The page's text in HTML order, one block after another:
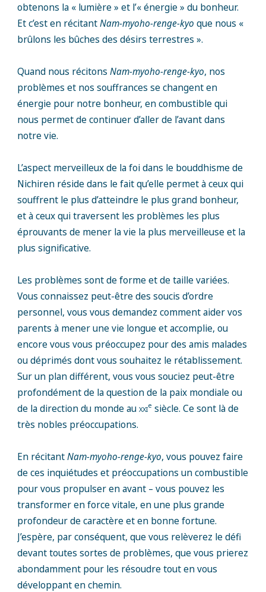
obtenons la « lumière » et l’« énergie » du bonheur.
Et c’est en récitantNam-myoho-renge-kyo que nous «
brûlons les bûches des désirs terrestres ».
Quand nous récitons Nam-myoho-renge-kyo, nos
problèmes et nos souffrances se changent en
énergie pour notre bonheur, en combustible qui
nous permet de continuer d’aller de l’avant dans
notre vie.
L’aspect merveilleux de la foi dans le bouddhisme de
Nichiren réside dans le fait qu’elle permet à ceux qui
souffrent le plus d’atteindre le plus grand bonheur,
et à ceux qui traversent les problèmes les plus
éprouvants de mener la vie la plus merveilleuse et la
plus significative.
Les problèmes sont de forme et de taille variées.
Vous connaissez peut-être des soucis d’ordre
personnel, vous vous demandez comment aider vos
parents à mener une vie longue et accomplie, ou
encore vous vous préoccupez pour des amis malades
ou déprimés dont vous souhaitez le rétablissement.
Sur un plan différent, vous vous souciez peut-être
profondément de la question de la paix mondiale ou
de la direction du monde auxxie siècle. Ce sont là de
très nobles préoccupations.
En récitantNam-myoho-renge-kyo, vous pouvez faire
de ces inquiétudes et préoccupations un combustible
pour vous propulser en avant – vous pouvez les
transformer en force vitale, en une plus grande
profondeur de caractère et en bonne fortune.
J’espère, par conséquent, que vous relèverez le défi
devant toutes sortes de problèmes, que vous prierez
abondamment pour les résoudre tout en vous
développant en chemin.